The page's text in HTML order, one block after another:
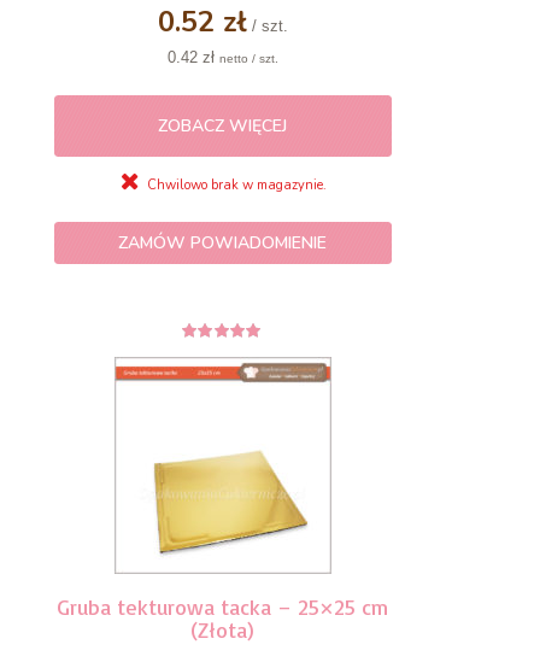
0.52 zł/ szt.
0.42 zł netto / szt.
ZOBACZ WIĘCEJ
Chwilowo brak w magazynie.
ZAMÓW POWIADOMIENIE
5z 5
Gruba tekturowa tacka – 25×25 cm
(Złota)